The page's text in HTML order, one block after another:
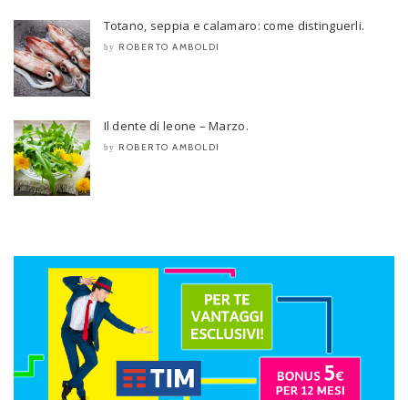
Totano, seppia e calamaro: come distinguerli.
by ROBERTO AMBOLDI
Il dente di leone – Marzo.
by ROBERTO AMBOLDI